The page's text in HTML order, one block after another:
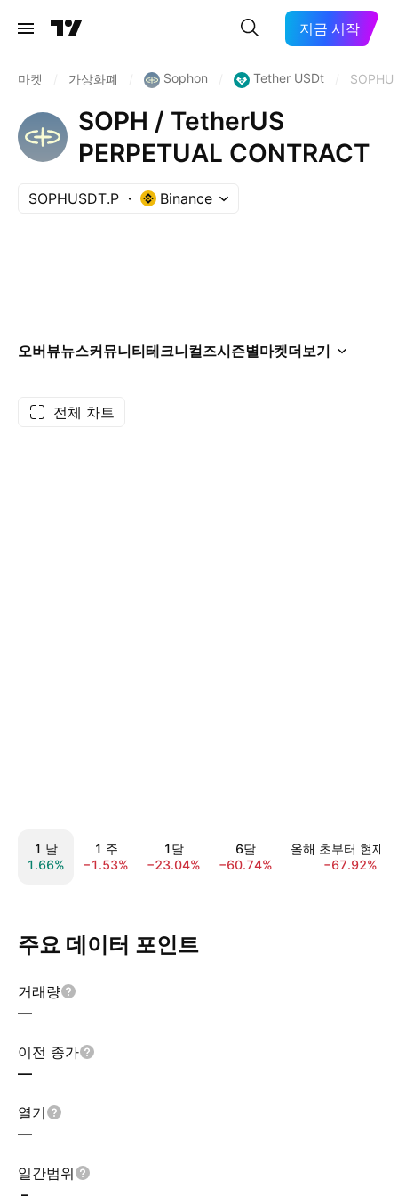
지금 시작
마켓 가상화폐 Sophon Tether USDt
SOPH / TetherUS
PERPETUAL CONTRACT
SOPHUSDT.P Binance
오버뷰뉴스커뮤니티테크니컬즈시즌별마켓더보기
전체 차트
1 날
1.66%
1 주
−1.53%
1달
−23.04%
6달
−60.74%
올해 초부터 현재
−67.92%
주요 데이터 포인트
거래량
—
이전 종가
—
열기
—
일간범위